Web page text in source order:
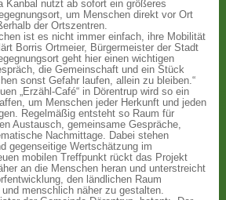
Kanbal nutzt ab sofort ein größeres
um Menschen direkt vor Ort
der Ortszentren.
ist es nicht immer einfach, ihre Mobilität
Borris Ortmeier, Bürgermeister der Stadt
geht hier einen wichtigen
die Gemeinschaft und ein Stück
sonst Gefahr laufen, allein zu bleiben.“
„Erzähl-Café“ in Dörentrup wird so ein
um Menschen jeder Herkunft und jeden
Regelmäßig entsteht so Raum für
Austausch, gemeinsame Gespräche,
Nachmittage. Dabei stehen
gegenseitige Wertschätzung im
mobilen Treffpunkt rückt das Projekt
an die Menschen heran und unterstreicht
den ländlichen Raum
und menschlich näher zu gestalten.